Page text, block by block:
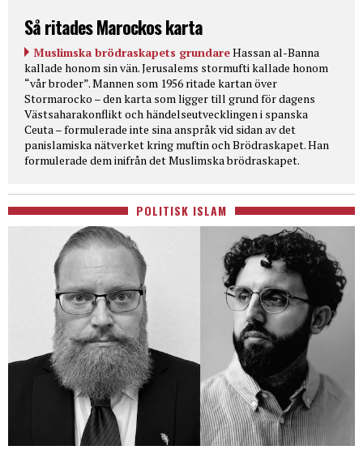
Så ritades Marockos karta
Muslimska brödraskapets grundareHassan al-Banna
kallade honom sin vän. Jerusalems stormufti kallade honom
“vår broder”. Mannen som 1956 ritade kartan över
Stormarocko – den karta som ligger till grund för dagens
Västsaharakonflikt och händelseutvecklingen i spanska
Ceuta – formulerade inte sina anspråk vid sidan av det
panislamiska nätverket kring muftin och Brödraskapet. Han
formulerade dem inifrån det Muslimska brödraskapet.
POLITISK ISLAM